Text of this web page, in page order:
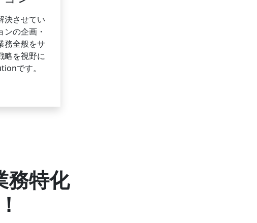
決させてい
の企画・
務全般をサ
略を視野に
です。
務特化